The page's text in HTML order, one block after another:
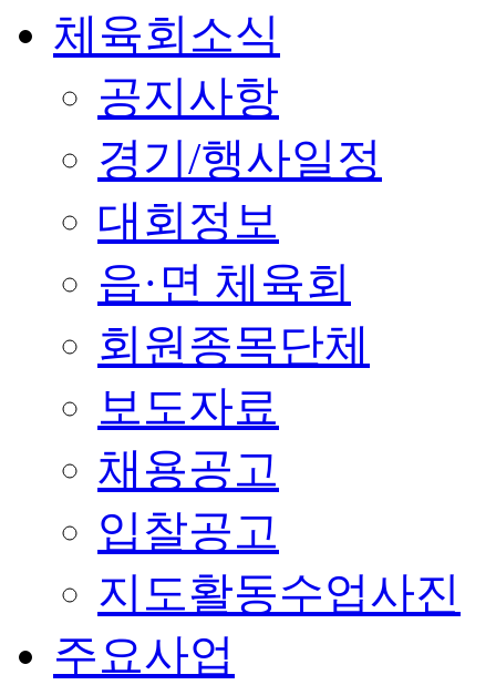
체육회소식
공지사항
경기/행사일정
대회정보
읍·면 체육회
회원종목단체
보도자료
채용공고
입찰공고
지도활동수업사진
주요사업